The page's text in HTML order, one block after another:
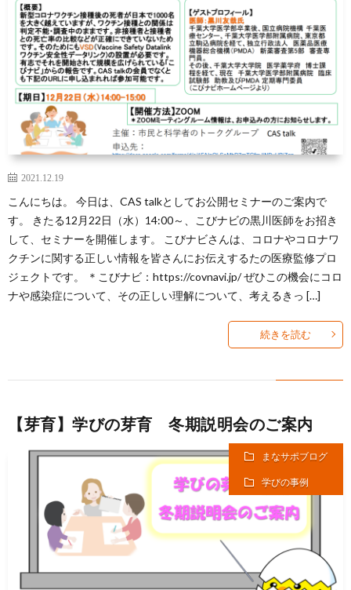
2021.12.19
こんにちは。 今日は、CAS talkとしてお公開セミナーのご案内で
す。 きたる12月22日（水）14:00～、こびナビの黒川医師をお招き
して、セミナーを開催します。 こびナビさんは、コロナやコロナワ
クチンに関する正しい情報を皆さんにお伝えするたの医療監修プロ
ジェクトです。 ＊こびナビ：https://covnavi.jp/ ぜひこの機会にコロ
ナや感染症について、その正しい理解について、考えるきっ […]
続きを読む
【芽育】学びの芽育 冬期説明会のご案内
まなサポブログ
学びの事例